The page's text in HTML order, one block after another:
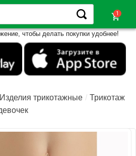
shopping_cart
чтобы делать покупки удобнее!
Изделия трикотажные
Трикотаж